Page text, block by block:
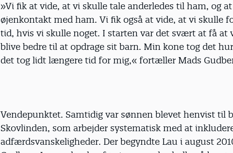
»Vi fik at vide, at vi skulle tale anderledes til ham, og
øjenkontakt med ham. Vi fik også at vide, at vi skulle
tid, hvis vi skulle noget. I starten var det svært at få at
blive bedre til at opdrage sit barn. Min kone tog det
det tog lidt længere tid for mig,« fortæller Mads
Vendepunktet. Samtidig var sønnen blevet henvist til
Skovlinden, som arbejder systematisk med at
adfærdsvanskeligheder. Der begyndte Lau i august